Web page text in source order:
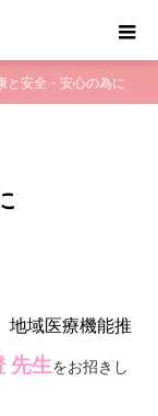
と安全・安心の為に
地域医療機能推
先生をお招きし